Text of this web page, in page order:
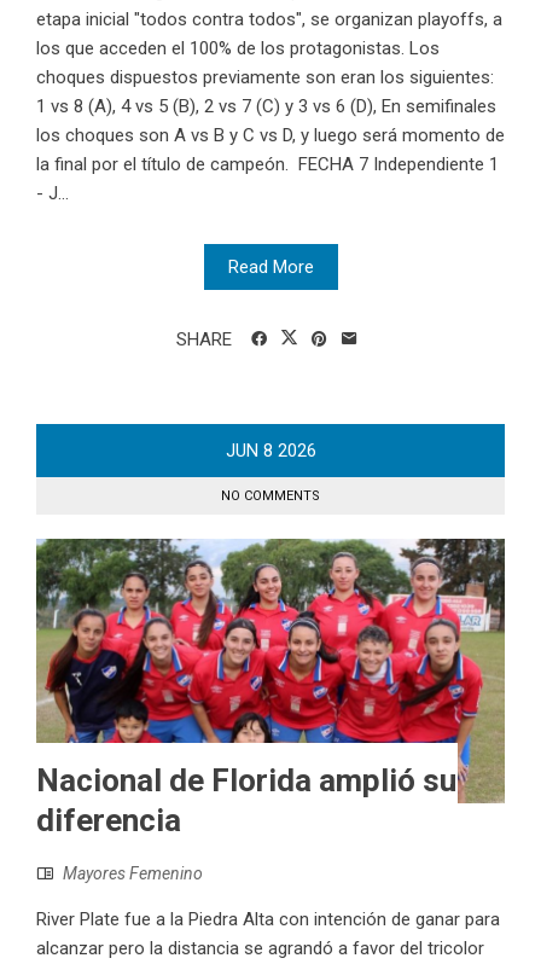
etapa inicial "todos contra todos", se organizan playoffs, a
los que acceden el 100% de los protagonistas. Los
choques dispuestos previamente son eran los siguientes:
1 vs 8 (A), 4 vs 5 (B), 2 vs 7 (C) y 3 vs 6 (D), En semifinales
los choques son A vs B y C vs D, y luego será momento de
la final por el título de campeón. FECHA 7 Independiente 1
- J...
Read More
SHARE
JUN 8 2026
NO COMMENTS
Nacional de Florida amplió su
diferencia
Mayores Femenino
River Plate fue a la Piedra Alta con intención de ganar para
alcanzar pero la distancia se agrandó a favor del tricolor